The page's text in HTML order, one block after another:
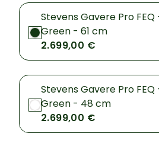
Stevens Gavere Pro
Green - 61 cm
2.699,00 €
Stevens Gavere Pro
Green - 48 cm
2.699,00 €